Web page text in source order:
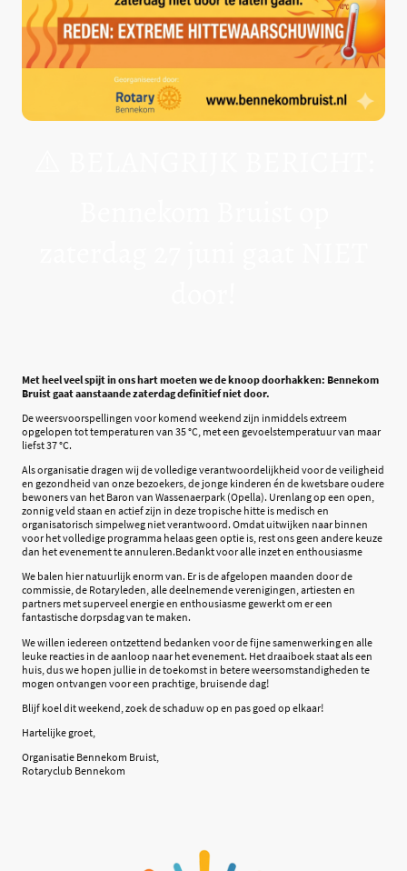
Met heel veel spijt in ons hart moeten we de knoop doorhakken: Bennekom
Bruist gaat aanstaande zaterdag definitief niet door.
De weersvoorspellingen voor komend weekend zijn inmiddels extreem
opgelopen tot temperaturen van 35 °C, met een gevoelstemperatuur van maar
liefst 37 °C.
Als organisatie dragen wij de volledige verantwoordelijkheid voor de veiligheid
en gezondheid van onze bezoekers, de jonge kinderen én de kwetsbare oudere
bewoners van het Baron van Wassenaerpark (Opella). Urenlang op een open,
zonnig veld staan en actief zijn in deze tropische hitte is medisch en
organisatorisch simpelweg niet verantwoord. Omdat uitwijken naar binnen
voor het volledige programma helaas geen optie is, rest ons geen andere keuze
dan het evenement te annuleren.Bedankt voor alle inzet en enthousiasme
We balen hier natuurlijk enorm van. Er is de afgelopen maanden door de
commissie, de Rotaryleden, alle deelnemende verenigingen, artiesten en
partners met superveel energie en enthousiasme gewerkt om er een
fantastische dorpsdag van te maken.
We willen iedereen ontzettend bedanken voor de fijne samenwerking en alle
leuke reacties in de aanloop naar het evenement. Het draaiboek staat als een
huis, dus we hopen jullie in de toekomst in betere weersomstandigheden te
mogen ontvangen voor een prachtige, bruisende dag!
Blijf koel dit weekend, zoek de schaduw op en pas goed op elkaar!
Hartelijke groet,
Organisatie Bennekom Bruist,
Rotaryclub Bennekom